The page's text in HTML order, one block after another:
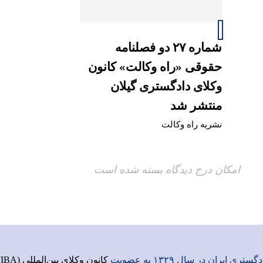
شماره ۲۷ دو فصلنامه
حقوقی «راه وکالت» کانون
وکلای دادگستری گیلان
منتشر شد
نشریه راه وکالت
امکان درج دیدگاه بسته شده است
ایران در سال ۱۳۲۹ به عضویت کانون وکلای بین‌المللی (IBA)